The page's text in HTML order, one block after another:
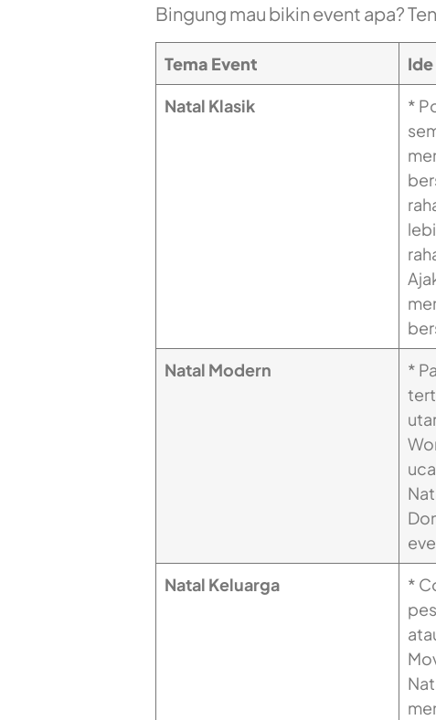
Bingung mau bikin event apa?
Tema Event
Natal Klasik
*
Natal Modern
*
Natal Keluarga
*